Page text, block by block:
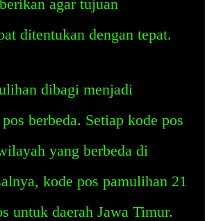
agar tujuan
ditentukan dengan tepat.
dibagi menjadi
berbeda. Setiap kode pos
yang berbeda di
kode pos pamulihan 21
untuk daerah Jawa Timur.